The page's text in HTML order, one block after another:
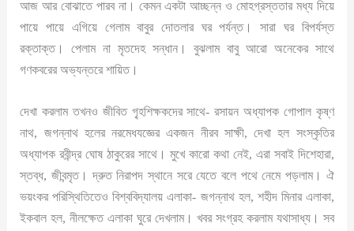
আজ আর বোঝাতে পারব না। কেমন একটা আচ্ছন্ন ও মোহগ্রস্ততার মধ্য দিয়ে
পায়ে পায়ে এগিয়ে গেলাম বাবুর দোতলার ঘর পর্যন্ত। সারা ঘর বিপর্যস্ত
রক্তাক্ত। পেলাম না মৃতদেহ সন্ধান। বুঝলাম বাবু আরো অনেকের সাথে
গণকবরের অভ্যন্তরে শায়িত।
দেখা করলাম তখনও জীবিত গৃ্হশিক্ষকদের সাথে- রসায়ন অধ্যাপক গোপাল কৃষ্ণ
নাথ, জগন্নাথ হলের নরমেধযজ্ঞের একজন নীরব সাক্ষী, দেখা হল সংস্কৃতির
অধ্যাপক রবীন্দ্র ঘোষ ঠাকুরের সাথে। মুখে কারো কথা নেই, এরা সবাই দিশেহারা,
স্তব্ধ, জীবন্মৃত। দ্রুত নিরাপদ স্থানে সরে যেতে বলে পথে নেমে পড়লাম। ঐ
ভয়ংকর পরিস্থিতিতেও বিশ্ববিদ্যালয় এলাকা- জগন্নাথ হল, শহীদ মিনার এলাকা,
ইকবাল হল, নীলক্ষেত এলাকা ঘুরে দেখলাম। খবর সংগ্রহ করলাম যথাসাধ্য। সব